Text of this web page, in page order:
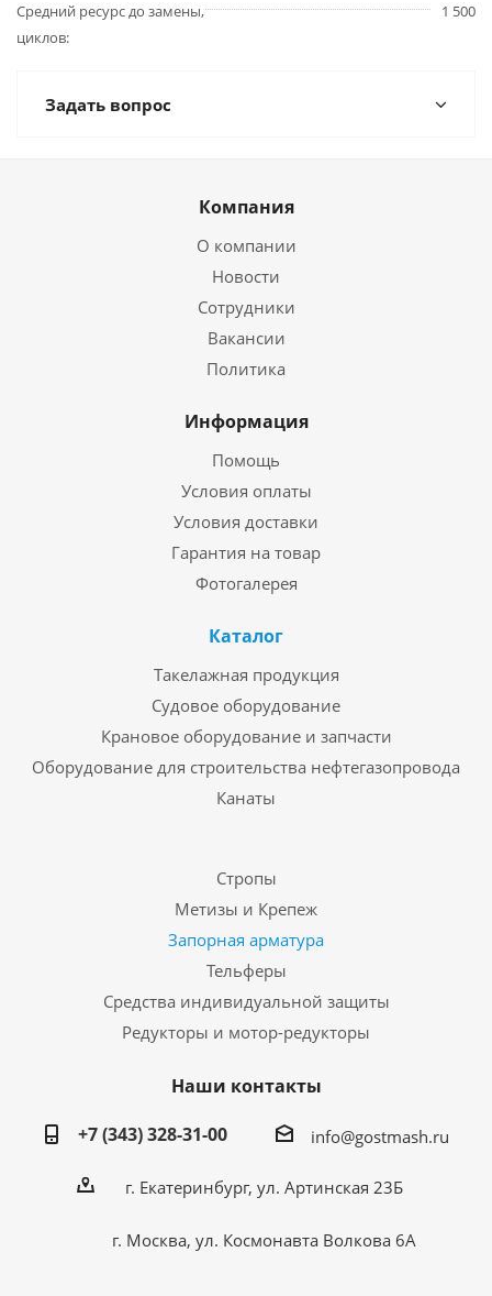
Средний ресурс до замены,
циклов
1 500
Задать вопрос
Компания
О компании
Новости
Сотрудники
Вакансии
Политика
Информация
Помощь
Условия оплаты
Условия доставки
Гарантия на товар
Фотогалерея
Каталог
Такелажная продукция
Судовое оборудование
Крановое оборудование и запчасти
Оборудование для строительства нефтегазопровода
Канаты
Стропы
Метизы и Крепеж
Запорная арматура
Тельферы
Средства индивидуальной защиты
Редукторы и мотор-редукторы
Наши контакты
+7 (343) 328-31-00
info@gostmash.ru
г. Екатеринбург, ул. Артинская 23Б
г. Москва, ул. Космонавта Волкова 6А